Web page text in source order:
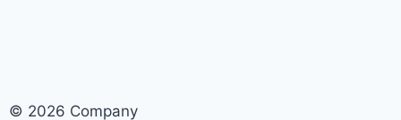
© 2026 Company